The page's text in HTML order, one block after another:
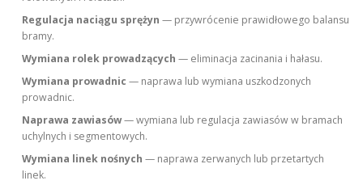
Regulacja naciągu sprężyn — przywrócenie prawidłowego balansu
bramy.
Wymiana rolek prowadzących — eliminacja zacinania i hałasu.
Wymiana prowadnic — naprawa lub wymiana uszkodzonych
prowadnic.
Naprawa zawiasów— wymiana lub regulacja zawiasów w bramach
uchylnych i segmentowych.
Wymiana linek nośnych — naprawa zerwanych lub przetartych
linek.